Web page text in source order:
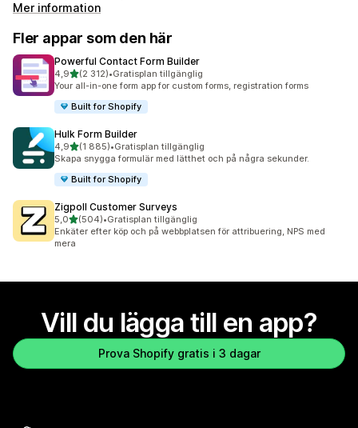
Mer information
Fler appar som den här
Powerful Contact Form Builder
4,9av 5 stjärnor
(2 312)
2312 recensioner totalt
•Gratisplan tillgänglig
Your all-in-one form app for custom forms, registration forms
Built for Shopify
Hulk Form Builder
4,9av 5 stjärnor
(1 885)
1885 recensioner totalt
•Gratisplan tillgänglig
Skapa snygga formulär med lätthet och på några sekunder.
Built for Shopify
Zigpoll Customer Surveys
5,0av 5 stjärnor
(504)
504 recensioner totalt
•Gratisplan tillgänglig
Enkäter efter köp och på webbplatsen för attribuering, NPS med
mera
Vill du lägga till en app?
Prova Shopify gratis i 3 dagar